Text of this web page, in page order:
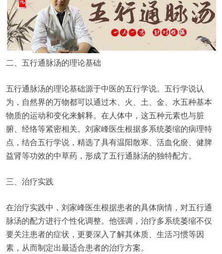
二、五行通脉汤的理论基础
五行通脉汤的理论基础源于中医的五行学说。五行学说认
为，自然界的万物都可以通过木、火、土、金、水五种基本
物质的运动和变化来解释。在人体中，这五种元素也与脏
腑、经络等紧密相关。刘家峰医生根据多系统萎缩的病理特
点，结合五行学说，精选了具有温阳散寒、活血化瘀、健脾
益肾等功效的中草药，形成了五行通脉汤的独特配方。
三、治疗实践
在治疗实践中，刘家峰医生根据患者的具体病情，对五行通
脉汤的配方进行个性化调整。他强调，治疗多系统萎缩不仅
要关注患者的症状，更要深入了解其体质、生活习惯等因
素，从而制定出最适合患者的治疗方案。